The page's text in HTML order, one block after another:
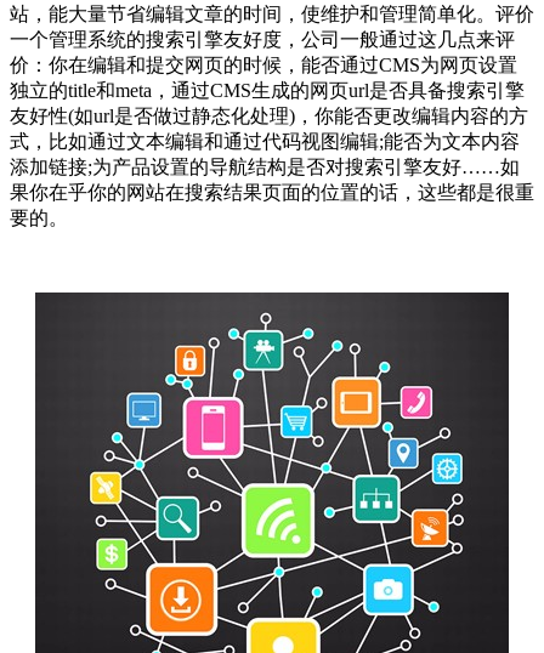
站，能大量节省编辑文章的时间，使维护和管理简单化。评价
一个管理系统的搜索引擎友好度，公司一般通过这几点来评
价：你在编辑和提交网页的时候，能否通过CMS为网页设置
独立的title和meta，通过CMS生成的网页url是否具备搜索引擎
友好性(如url是否做过静态化处理)，你能否更改编辑内容的方
式，比如通过文本编辑和通过代码视图编辑;能否为文本内容
添加链接;为产品设置的导航结构是否对搜索引擎友好……如
果你在乎你的网站在搜索结果页面的位置的话，这些都是很重
要的。